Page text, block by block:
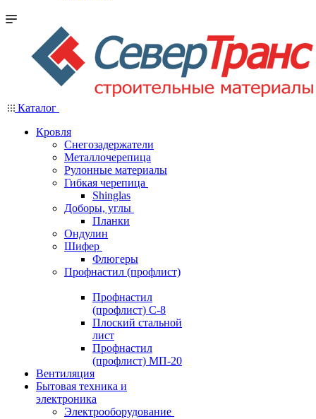
Каталог
Кровля
Снегозадержатели
Металлочерепица
Рулонные материалы
Гибкая черепица
Shinglas
Доборы, углы
Планки
Ондулин
Шифер
Флюгеры
Профнастил (профлист)
Профнастил
(профлист) С-8
Плоский стальной
лист
Профнастил
(профлист) МП-20
Вентиляция
Бытовая техника и
электроника
Электрооборудование